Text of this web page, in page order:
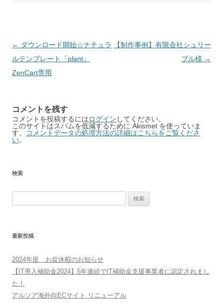
Post
navigation
← ダウンロード開始☆ナチュラ
ルテンプレート『plant』
ZenCart専用
【制作事例】有限会社シュリー
ブル様 →
コメントを残す
コメントを投稿するにはログイン してください。
このサイトはスパムを低減するために Akismet を使っていま
す。
コメントデータの処理方法の詳細はこちらをご覧くださ
い。
検索
最新投稿
2024年度 お盆休暇のお知らせ
【IT導入補助金2024】5年連続でIT補助金支援事業者に認定されまし
た！
アルソア海外向ECサイト リニューアル